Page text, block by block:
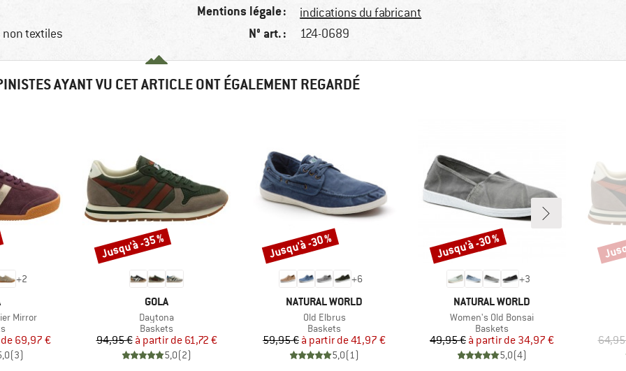
textiles
Mentions légale : indications du fabricant
N° art. : 124-0689
AYANT VU CET ARTICLE ONT ÉGALEMENT REGARDÉ
+2
Mirror
group
réduit
69,97 €
(3)
MARQUE
GOLA
Article
Daytona
Product group
Baskets
Prix
94,95 € Prix réduit
à partir de 61,72 €
5,0(2)
Remise
Jusqu'à -35 %
+6
MARQUE
NATURAL WORLD
Article
Old Elbrus
Product group
Baskets
Prix
59,95 € Prix réduit
à partir de41,97 €
5,0(1)
Remise
Jusqu'à -30 %
+3
MARQUE
NATURAL WORLD
Article
Women's Old Bonsai
Product group
Baskets
Prix
49,95 € Prix réduit
à partir de 34,97 €
5,0(4)
Remise
Jusqu'à -30 %